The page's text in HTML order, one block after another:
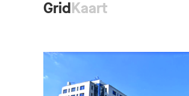
GridKaart